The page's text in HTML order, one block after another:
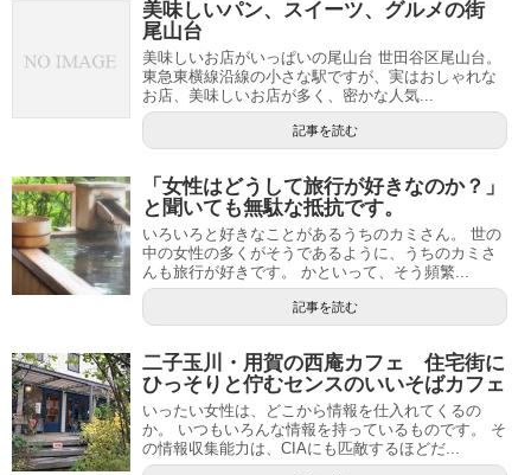
美味しいパン、スイーツ、グルメの街
尾山台
美味しいお店がいっぱいの尾山台 世田谷区尾山台。
東急東横線沿線の小さな駅ですが、実はおしゃれな
お店、美味しいお店が多く、密かな人気...
記事を読む
「女性はどうして旅行が好きなのか？」
と聞いても無駄な抵抗です。
いろいろと好きなことがあるうちのカミさん。 世の
中の女性の多くがそうであるように、うちのカミさ
んも旅行が好きです。 かといって、そう頻繁...
記事を読む
二子玉川・用賀の西庵カフェ 住宅街に
ひっそりと佇むセンスのいいそばカフェ
いったい女性は、どこから情報を仕入れてくるの
か。 いつもいろんな情報を持っているものです。 そ
の情報収集能力は、CIAにも匹敵するほどだ...